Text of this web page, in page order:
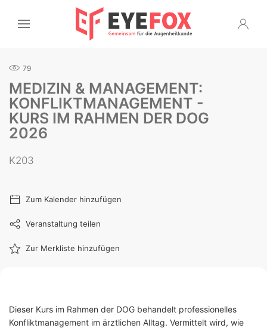
79
MEDIZIN & MANAGEMENT:
KONFLIKTMANAGEMENT -
KURS IM RAHMEN DER DOG
2026
K203
Zum Kalender hinzufügen
Veranstaltung teilen
Zur Merkliste hinzufügen
Dieser Kurs im Rahmen der DOG behandelt professionelles
Konfliktmanagement im ärztlichen Alltag. Vermittelt wird, wie